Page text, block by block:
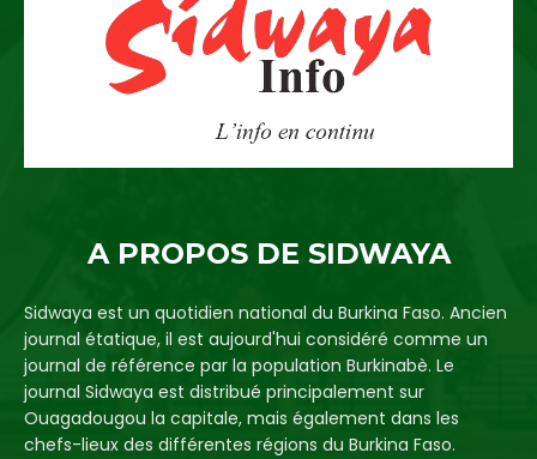
A PROPOS DE SIDWAYA
Sidwaya est un quotidien national du Burkina Faso. Ancien
journal étatique, il est aujourd'hui considéré comme un
journal de référence par la population Burkinabè. Le
journal Sidwaya est distribué principalement sur
Ouagadougou la capitale, mais également dans les
chefs-lieux des différentes régions du Burkina Faso.